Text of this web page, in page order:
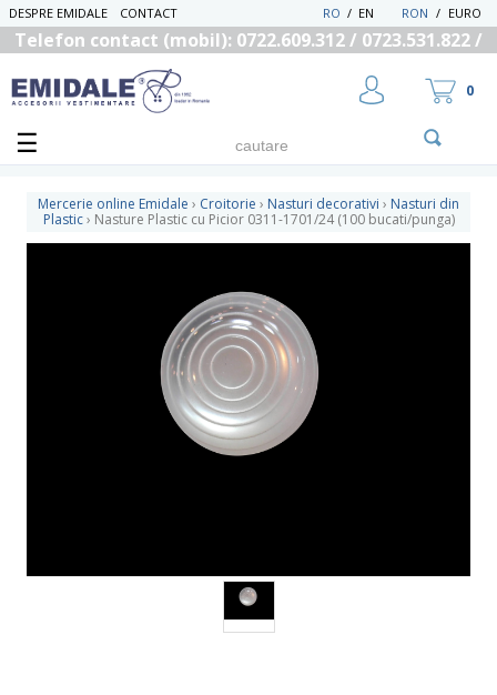
DESPRE EMIDALE CONTACT RON / EURO
EN
/
RO
Telefon contact (mobil): 0722.609.312 / 0723.531.822 /
0
Mercerie online Emidale › Croitorie › Nasturi decorativi › Nasturi din
Plastic › Nasture Plastic cu Picior 0311-1701/24 (100 bucati/punga)